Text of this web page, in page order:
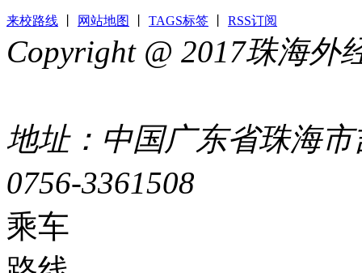
来校路线 网站地图 TAGS标签 RSS订阅
Copyright @ 2017珠海
地址：中国广东省珠海
0756-3361508
乘车